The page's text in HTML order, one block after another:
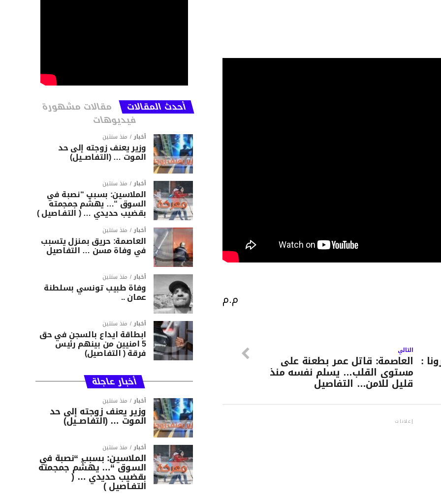
م.م
التالي
العاصمة: قاتل عمر بطعنة على
مستوى القلب… يسلم نفسه منذ
قليل للامن… التفاصيل
:
إعلانات
أحدث المقالات مقالات مشهورة
فيديوهات
أخبار منذ سنتين
وزير يعنف زوجته إلى حد
الموت … (التفاصــيل)
أخبار منذ سنتين
الملاسين: بسبب “نصبة في
السوق “… يهشّم جمجمته
بقضيب حديدي … ( التفـاصيل )
أخبار منذ سنتين
العاصمة: حريق بمنزل يتسبب
في وفاة مسن … التفاصيل
أخبار منذ سنتين
وفاة طبيب تونسي بسلطنة
عمان ..
أخبار منذ سنتين
ابطاقة ايداع بالسجن في حق
5 امنيين من بينهم رئيس
فرقة ( التفاصيل)
أخبار عاجلة
أخبار منذ سنتين
وزير يعنف زوجته إلى حد
الموت … (التفاصــيل)
أخبار منذ سنتين
الملاسين: بسبب “نصبة في
السوق “… يهشّم جمجمته
بقضيب حديدي … (
التفـاصيل )